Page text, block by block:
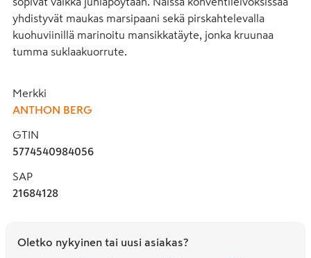
yhdistyvät maukas marsipaani sekä pirskahtelevalla
kuohuviinillä marinoitu mansikkatäyte, jonka kruunaa
tumma suklaakuorrute.
Merkki
ANTHON BERG
GTIN
5774540984056
SAP
21684128
Oletko nykyinen tai uusi asiakas?